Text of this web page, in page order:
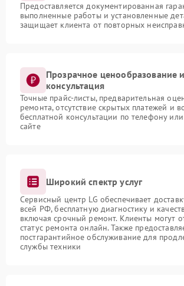
Предоставляется документированная
выполненные работы и установленные
защищает клиента от повторных
Прозрачное ценообразование
консультация
Точные прайс-листы, предварительная
ремонта, отсутствие скрытых платежей и
бесплатной консультации по телефону
сайте
Широкий спектр услуг
Сервисный центр LG обеспечивает
всей РФ, бесплатную диагностику и
включая срочный ремонт. Клиенты могут
статус ремонта онлайн. Также
постгарантийное обслуживание для
службы техники